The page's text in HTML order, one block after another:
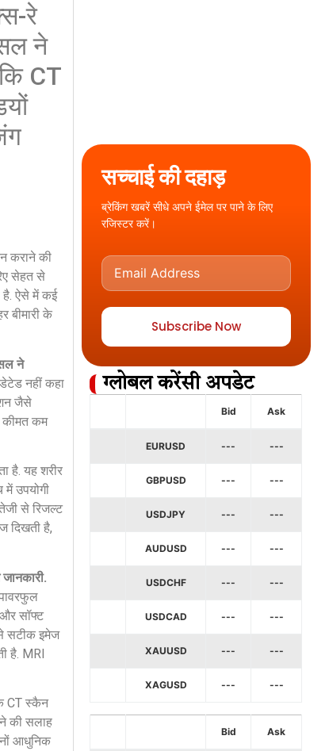
रे
ने
CT
कराने की
सेहत से
है. ऐसे में कई
बीमारी के
ने
नहीं कहा
जैसे
कीमत कम
है. यह शरीर
उपयोगी
से रिजल्ट
दिखती है,
सॉफ्ट
सटीक इमेज
है. MRI
CT स्कैन
की सलाह
आधुनिक
सच्चाई की दहाड़
ब्रेकिंग खबरें सीधे अपने ईमेल पर पाने के लिए
रजिस्टर करें।
Subscribe Now
ग्लोबल करेंसी अपडेट
Bid Ask
EURUSD --- ---
GBPUSD --- ---
USDJPY --- ---
AUDUSD --- ---
USDCHF --- ---
USDCAD --- ---
XAUUSD --- ---
XAGUSD --- ---
Bid Ask